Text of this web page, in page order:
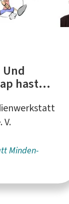
hast
V.
Minden-